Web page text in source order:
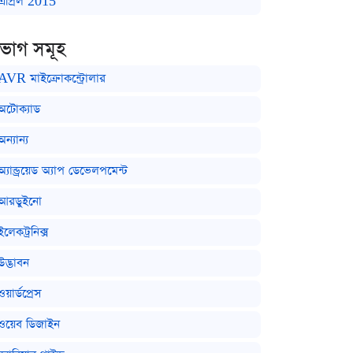
সমূহ
মাইক্রোকন্ট্রোলার
অ্যাপ ডেভেলপমেন্ট
ডিজাইন